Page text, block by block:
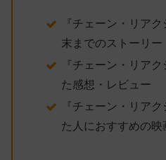
『チェーン・リア
末までのストーリー
『チェーン・リア
た感想・レビュー
『チェーン・リア
た人におすすめの映